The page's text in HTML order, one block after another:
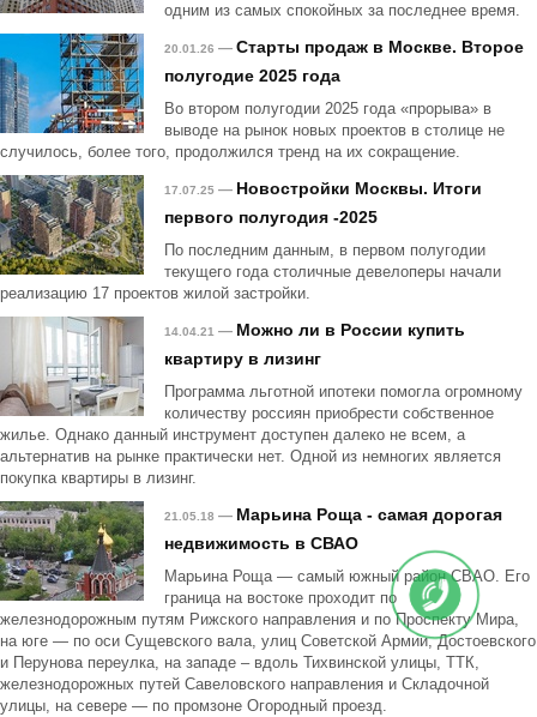
одним из самых спокойных за последнее время.
20.01.26 — Старты продаж в Москве. Второе
полугодие 2025 года
Во втором полугодии 2025 года «прорыва» в
выводе на рынок новых проектов в столице не
случилось, более того, продолжился тренд на их сокращение.
17.07.25 — Новостройки Москвы. Итоги
первого полугодия -2025
По последним данным, в первом полугодии
текущего года столичные девелоперы начали
реализацию 17 проектов жилой застройки.
14.04.21 — Можно ли в России купить
квартиру в лизинг
Программа льготной ипотеки помогла огромному
количеству россиян приобрести собственное
жилье. Однако данный инструмент доступен далеко не всем, а
альтернатив на рынке практически нет. Одной из немногих является
покупка квартиры в лизинг.
21.05.18 — Марьина Роща - самая дорогая
недвижимость в СВАО
Марьина Роща — самый южный район СВАО. Его
граница на востоке проходит по
железнодорожным путям Рижского направления и по Проспекту Мира,
на юге — по оси Сущевского вала, улиц Советской Армии, Достоевского
и Перунова переулка, на западе – вдоль Тихвинской улицы, ТТК,
железнодорожных путей Савеловского направления и Складочной
улицы, на севере — по промзоне Огородный проезд.